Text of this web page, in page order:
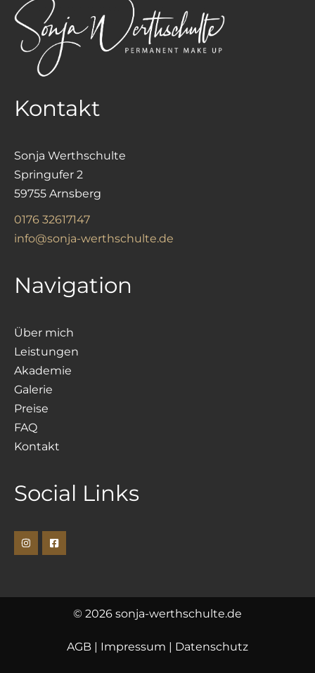
Kontakt
Sonja Werthschulte
Springufer 2
59755 Arnsberg
0176 32617147
info@sonja-werthschulte.de
Navigation
Über mich
Leistungen
Akademie
Galerie
Preise
FAQ
Kontakt
Social Links
© 2026 sonja-werthschulte.de
AGB | Impressum | Datenschutz